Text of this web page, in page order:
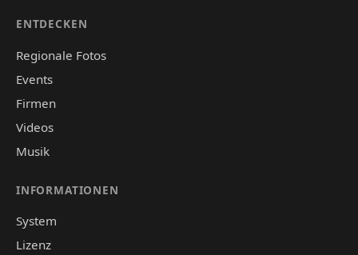
ENTDECKEN
Regionale Fotos
Events
Firmen
Videos
Musik
INFORMATIONEN
System
Lizenz